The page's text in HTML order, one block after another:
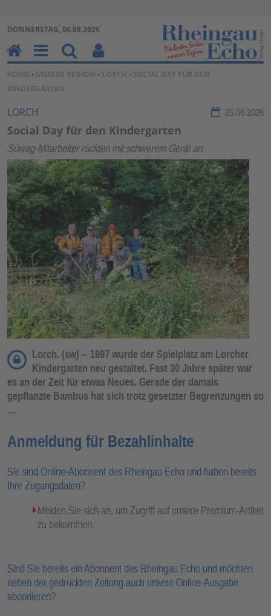
Zum Inhalt springen ↓
DONNERSTAG, 06.08.2026
SIE BEFINDEN SICH HIER:
HOME › UNSERE REGION › LORCH › SOCIAL DAY FÜR DEN
KINDERGARTEN
LORCH 25.06.2026
Social Day für den Kindergarten
Süwag-Mitarbeiter rückten mit schwerem Gerät an
Lorch. (sw) – 1997 wurde der Spielplatz am Lorcher
Kindergarten neu gestaltet. Fast 30 Jahre später war
es an der Zeit für etwas Neues. Gerade der damals
gepflanzte Bambus hat sich trotz gesetzter Begrenzungen so
…
Anmeldung für Bezahlinhalte
Sie sind Online-Abonnent des Rheingau Echo und haben bereits
Ihre Zugangsdaten?
Melden Sie sich an, um Zugriff auf unsere Premium-Artikel
zu bekommen.
Sind Sie bereits ein Abonnent des Rheingau Echo und möchten
neben der gedruckten Zeitung auch unsere Online-Ausgabe
abonnieren?
H
o
m
e
M
en
u
Su
ch
en
Be
nu
un
kti
on
en